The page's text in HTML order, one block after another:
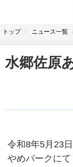
トップ ニュース一覧
水郷佐原
令和8年5月23
やめパークに